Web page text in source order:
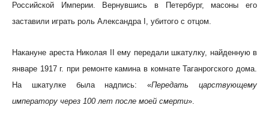
Российской Империи. Вернувшись в Петербург, масоны его
заставили играть роль Александра I, убитого с отцом.
Накануне ареста Николая II ему передали шкатулку, найденную в
январе 1917 г. при ремонте камина в комнате Таганрогского дома.
На шкатулке была надпись: «Передать царствующему
императору через 100 лет после моей смерти».